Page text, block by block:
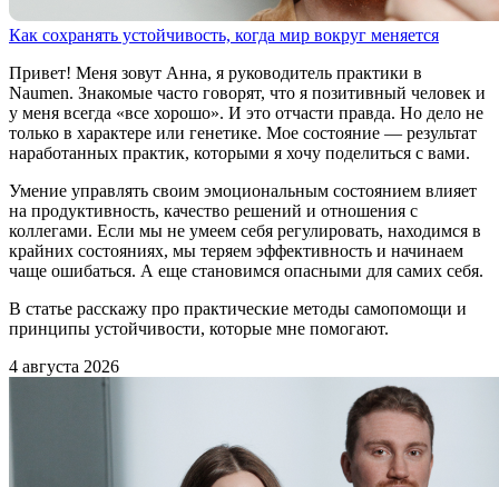
Как сохранять устойчивость, когда мир вокруг меняется
Привет! Меня зовут Анна, я руководитель практики в
Naumen. Знакомые часто говорят, что я позитивный человек и
у меня всегда «все хорошо». И это отчасти правда. Но дело не
только в характере или генетике. Мое состояние — результат
наработанных практик, которыми я хочу поделиться с вами.
Умение управлять своим эмоциональным состоянием влияет
на продуктивность, качество решений и отношения с
коллегами. Если мы не умеем себя регулировать, находимся в
крайних состояниях, мы теряем эффективность и начинаем
чаще ошибаться. А еще становимся опасными для самих себя.
В статье расскажу про практические методы самопомощи и
принципы устойчивости, которые мне помогают.
4 августа 2026